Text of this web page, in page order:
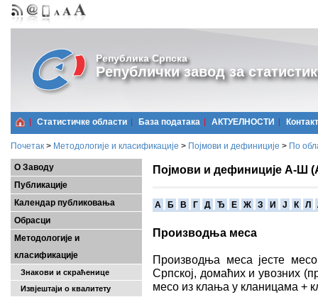
Република Српска
Републички завод за
Статистичке области Базa података АКТУЕЛНОСТИ Контакт
Почетак > Методологије и класификације > Појмови и дефиниције > По
О Заводу
Публикације
Календар публиковања
Обрасци
Методологије и
класификације
Знакови и скраћенице
Извјештаји о квалитету
Појмови и дефиниције А-Ш
A Б В Г Д Ђ Е Ж З И Ј К Л
Производња меса
Производња меса јесте
Српској, домаћих и увозних
месо из клања у кланицама +